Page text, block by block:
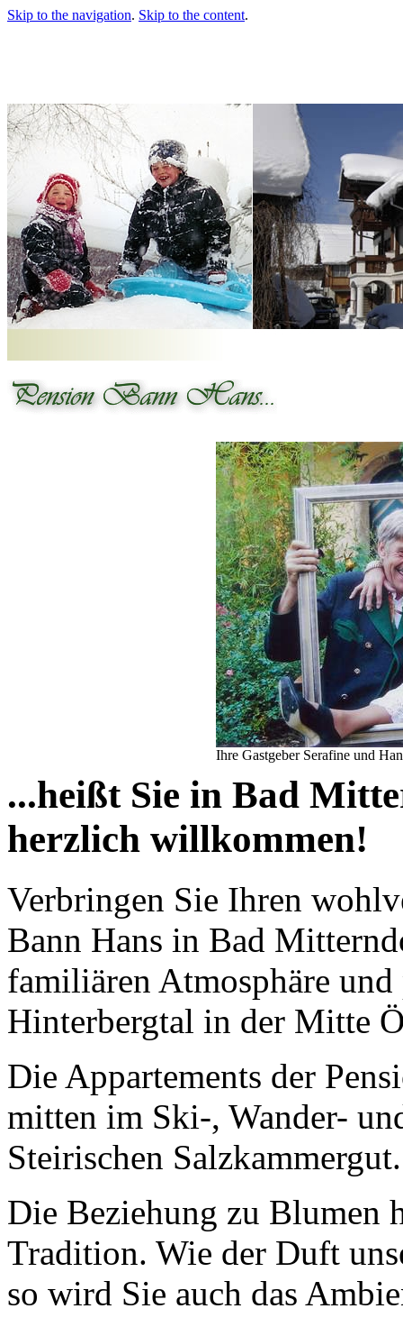
Skip to the navigation. Skip to the content.
Ihre Gastgeber Serafine und
...heißt Sie in Bad
herzlich willkommen!
Verbringen Sie Ihren
Bann Hans in Bad
familiären Atmosphäre
Hinterbergtal in der Mitte
Die Appartements der
mitten im Ski-, Wander-
Steirischen Salzkammergut.
Die Beziehung zu Blumen
Tradition. Wie der Duft
so wird Sie auch das